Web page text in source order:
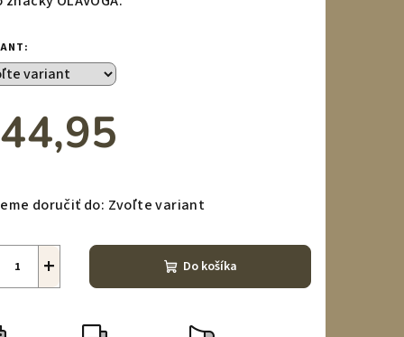
doručiť do: Zvoľte variant
+ Do košíka